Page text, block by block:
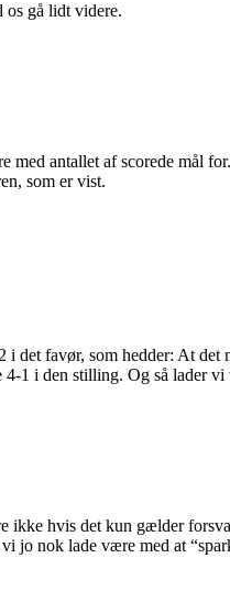
os gå lidt videre.
med antallet af scorede mål
som er vist.
i det favør, som hedder: At
1 i den stilling. Og så lader
ikke hvis det kun gælder
jo nok lade være med at